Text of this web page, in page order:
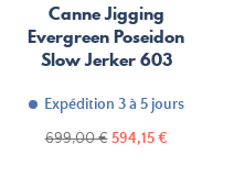
Canne Jigging
Evergreen Poseidon
Slow Jerker 603
Expédition 3 à 5 jours
Prix
699,00 € Prix
594,15 €